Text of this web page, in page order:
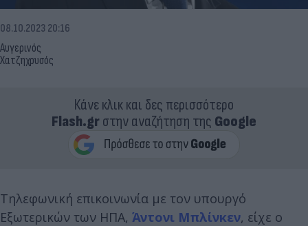
Αυγερινός
Χατζηχρυσός
08.10.2023 20:16
Κάνε κλικ και δες περισσότερο
Flash.grστην αναζήτηση της Google
Τηλεφωνική επικοινωνία με τον υπουργό
Εξωτερικών των ΗΠΑ, Άντονι Μπλίνκεν, είχε ο